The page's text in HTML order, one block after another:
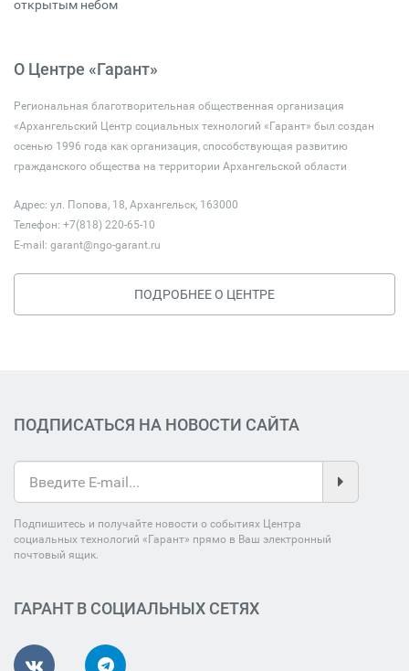
открытым небом
О Центре «Гарант»
Региональная благотворительная общественная организация
«Архангельский Центр социальных технологий «Гарант» был создан
осенью 1996 года как организация, способствующая развитию
гражданского общества на территории Архангельской области
Адрес: ул. Попова, 18, Архангельск, 163000
Телефон: +7(818) 220-65-10
E-mail: garant@ngo-garant.ru
ПОДРОБНЕЕ О ЦЕНТРЕ
ПОДПИСАТЬСЯ НА НОВОСТИ САЙТА
Подпишитесь и получайте новости о событиях Центра
социальных технологий «Гарант» прямо в Ваш электронный
почтовый ящик.
ГАРАНТ В СОЦИАЛЬНЫХ СЕТЯХ